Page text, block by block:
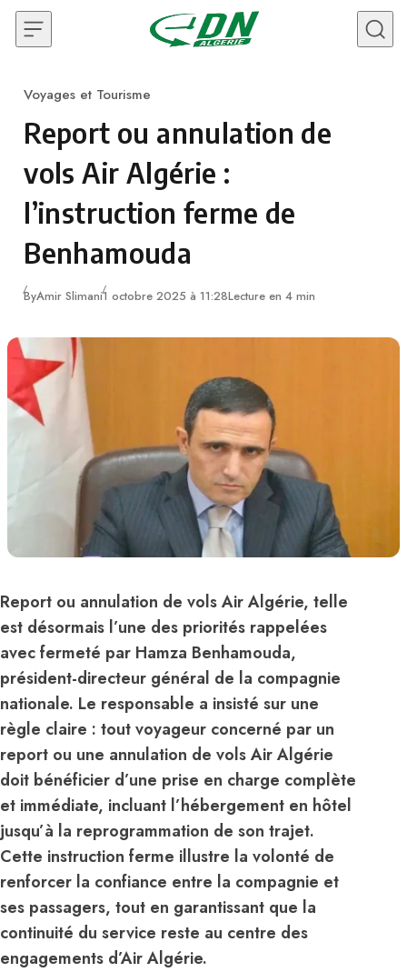
Skip to content
Category
Voyages et Tourisme
Report ou annulation de
vols Air Algérie :
l’instruction ferme de
Benhamouda
ByAmir Slimani1 octobre 2025 à 11:28Lecture en 4 min
Report ou annulation de vols Air Algérie, telle
est désormais l’une des priorités rappelées
avec fermeté par Hamza Benhamouda,
président-directeur général de la compagnie
nationale. Le responsable a insisté sur une
règle claire : tout voyageur concerné par un
report ou une annulation de vols Air Algérie
doit bénéficier d’une prise en charge complète
et immédiate, incluant l’hébergement en hôtel
jusqu’à la reprogrammation de son trajet.
Cette instruction ferme illustre la volonté de
renforcer la confiance entre la compagnie et
ses passagers, tout en garantissant que la
continuité du service reste au centre des
engagements d’Air Algérie.